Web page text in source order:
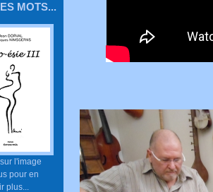
MOTS...
l'image
pour en
plus...